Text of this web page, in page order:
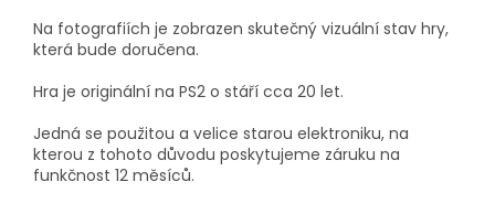
Na fotografiích je zobrazen skutečný vizuální stav hry,
která bude doručena.
Hra je originální na PS2 o stáří cca 20 let.
Jedná se použitou a velice starou elektroniku, na
kterou z tohoto důvodu poskytujeme záruku na
funkčnost 12 měsíců.